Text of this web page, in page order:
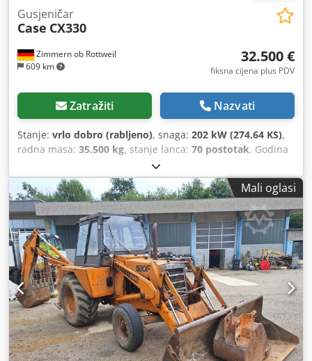
Zimmern ob Rottweil
609 km
Gusjeničar
Case CX330
32.500 €
fiksna cijena plus PDV
Zatražiti Nazvati
Stanje: vrlo dobro (rabljeno), snaga: 202 kW (274,64 KS),
radna masa: 35.500 kg, stanje lanca: 70 postotak, Godina
, radni sati:9.139 h
uređaj, CASE CX330 Godina proizvodnje: 2006. Radni sati:
9.139 sati. Zatvorena kabina Klimatizacija Dcodpezp Rm
Rsfx Al Iek Radio Centralno podmazivanje Standardna ruka
Dužina ruke: 3,30 m Kompletna hidraulička instalacija (za
čekić, grablju, škare) Brzi priključak OQ80 1 x lopata –
širina 800 mm 1 x grablja – ispravna, potrebno je
popravljanje Podvozje u stanju od cca 70% Podne ploče,
širina 600 mm Isuzu motor, snage 202 kW CE oznaka
Dimenzije za transport: 10,8 x 3 x 3,40 m Radna težina:
35,5 t.
Mali oglasi